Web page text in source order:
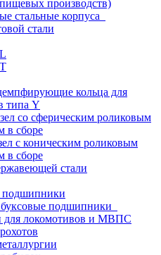
производств)
стальные корпуса
стали
кольца для
типа Y
со сферическим роликовым
в сборе
с коническим роликовым
в сборе
стали
подшипники
локомотивов и МВПС